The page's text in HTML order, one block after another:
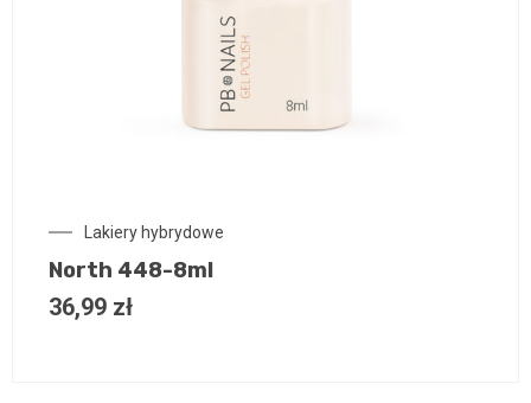
Lakiery hybrydowe
North 448-8ml
36,99 zł